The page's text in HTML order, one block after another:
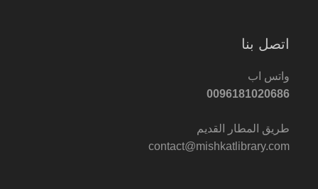
اتصل بنا
واتس اب
0096181020686
طريق المطار القديم
contact@mishkatlibrary.com